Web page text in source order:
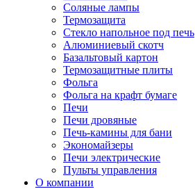
Соляные лампы
Термозащита
Стекло напольное под печь
Алюминиевый скотч
Базальтовый картон
Термозащитные плиты
Фольга
Фольга на крафт бумаге
Печи
Печи дровяные
Печь-камины для бани
Экономайзеры
Печи электрические
Пульты управления
О компании